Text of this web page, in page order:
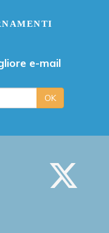
e-mail
OK